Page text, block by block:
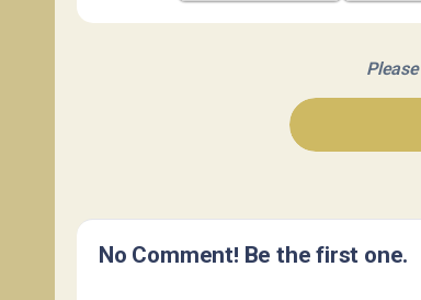
No Comment! Be the first one.